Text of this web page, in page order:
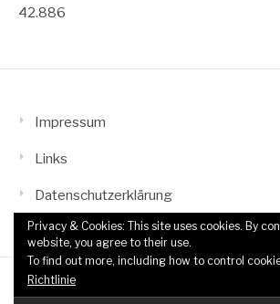
42.886
Impressum
Links
Datenschutzerklärung
Copyright © 2026 TTF Wahn-Grengel. All
Privacy & Cookies: This site uses cookies. By
website, you agree to their use.
To find out more, including how to control
Richtlinie